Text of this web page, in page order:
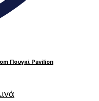
Πουγκί Pavilion